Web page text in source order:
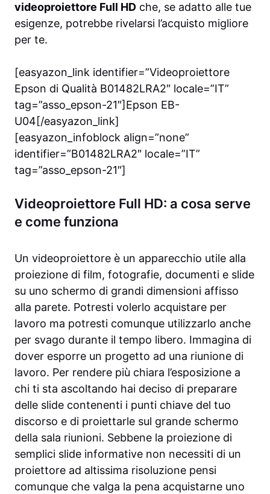
videoproiettore Full HD che, se adatto alle tue
esigenze, potrebbe rivelarsi l’acquisto migliore
per te.
[easyazon_link identifier=”Videoproiettore
Epson di Qualità B01482LRA2″ locale=”IT”
tag=”asso_epson-21″]Epson EB-
U04[/easyazon_link]
[easyazon_infoblock align=”none”
identifier=”B01482LRA2″ locale=”IT”
tag=”asso_epson-21″]
Videoproiettore Full HD: a cosa serve
e come funziona
Un videoproiettore è un apparecchio utile alla
proiezione di film, fotografie, documenti e slide
su uno schermo di grandi dimensioni affisso
alla parete. Potresti volerlo acquistare per
lavoro ma potresti comunque utilizzarlo anche
per svago durante il tempo libero. Immagina di
dover esporre un progetto ad una riunione di
lavoro. Per rendere più chiara l’esposizione a
chi ti sta ascoltando hai deciso di preparare
delle slide contenenti i punti chiave del tuo
discorso e di proiettarle sul grande schermo
della sala riunioni. Sebbene la proiezione di
semplici slide informative non necessiti di un
proiettore ad altissima risoluzione pensi
comunque che valga la pena acquistarne uno